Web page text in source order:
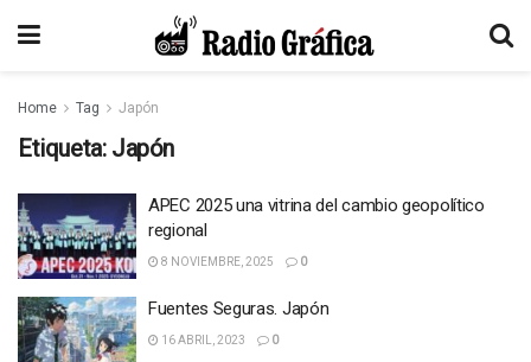
Home Tag Japón
Etiqueta: Japón
APEC 2025 una vitrina del cambio geopolítico
regional
8 NOVIEMBRE, 2025 0
Fuentes Seguras. Japón
16 ABRIL, 2023 0